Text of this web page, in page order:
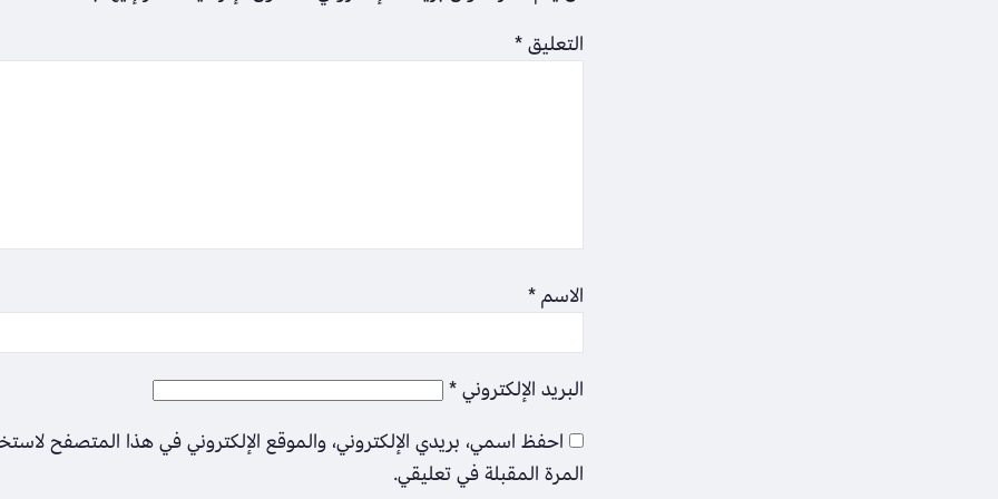
التعليق*
الاسم*
البريد الإلكتروني*
احفظ اسمي، بريدي الإلكتروني، والموقع الإلكتروني في هذا المتصفح
المرة المقبلة في تعليقي.